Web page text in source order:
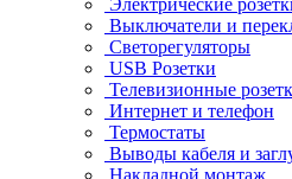
Выключатели и
Светорегуляторы
USB Розетки
Телевизионные
Интернет и телефон
Термостаты
Выводы кабеля и
Накладной монтаж